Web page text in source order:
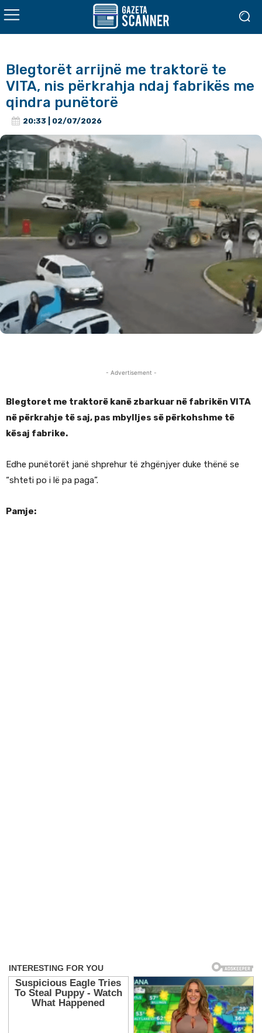
Blegtorët arrijnë me traktorë te
VITA, nis përkrahja ndaj fabrikës me
qindra punëtorë
20:33 | 02/07/2026
- Advertisement -
Blegtoret me traktorë kanë zbarkuar në fabrikën VITA
në përkrahje të saj, pas mbylljes së përkohshme të
kësaj fabrike.
Edhe punëtorët janë shprehur të zhgënjyer duke thënë se
“shteti po i lë pa paga”.
Pamje: